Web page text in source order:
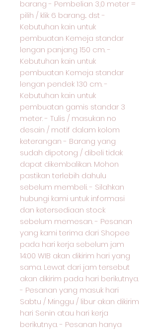
barang - Pembelian 3,0 meter =
pilih / klik 6 barang... dst -
Kebutuhan kain untuk
pembuatan Kemeja standar
lengan panjang 150 cm. -
Kebutuhan kain untuk
pembuatan Kemeja standar
lengan pendek 130 cm. -
Kebutuhan kain untuk
pembuatan gamis standar 3
meter. - Tulis / masukan no
desain / motif dalam kolom
keterangan - Barang yang
sudah dipotong / dibeli tidak
dapat dikembalikan. Mohon
pastikan terlebih dahulu
sebelum membeli. - Silahkan
hubungi kami untuk informasi
dan ketersediaan stock
sebelum memesan. - Pesanan
yang kami terima dari Shopee
pada hari kerja sebelum jam
14:00 WIB akan dikirim hari yang
sama. Lewat dari jam tersebut
akan dikirim pada hari berikutnya.
- Pesanan yang masuk hari
Sabtu / Minggu / libur akan dikirim
hari Senin atau hari kerja
berikutnya. - Pesanan hanya